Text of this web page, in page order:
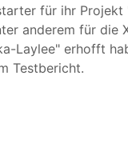
für ihr
anderem für
Laylee" erhofft
Testbericht.